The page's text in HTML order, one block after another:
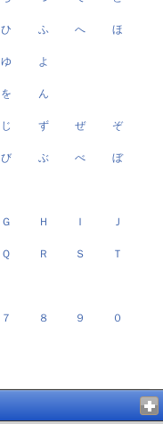
ひ ふ へ ほ
ゆ よ
を ん
じ ず ぜ ぞ
び ぶ べ ぼ
Ｇ Ｈ Ｉ Ｊ
Ｑ Ｒ Ｓ Ｔ
７ ８ ９ ０